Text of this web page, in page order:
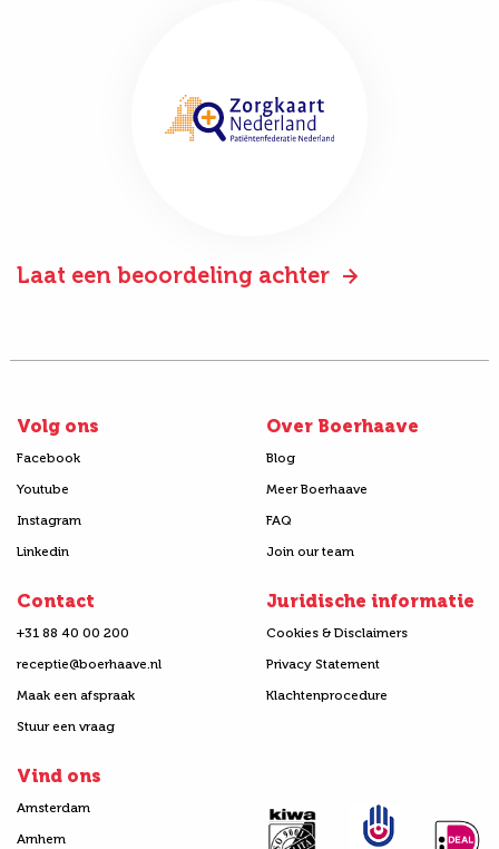
Laat een beoordeling achter
Volg ons
Facebook
Youtube
Instagram
Linkedin
Over Boerhaave
Blog
Meer Boerhaave
FAQ
Join our team
Contact
+31 88 40 00 200
receptie@boerhaave.nl
Maak een afspraak
Stuur een vraag
Juridische informatie
Cookies & Disclaimers
Privacy Statement
Klachtenprocedure
Vind ons
Amsterdam
Arnhem